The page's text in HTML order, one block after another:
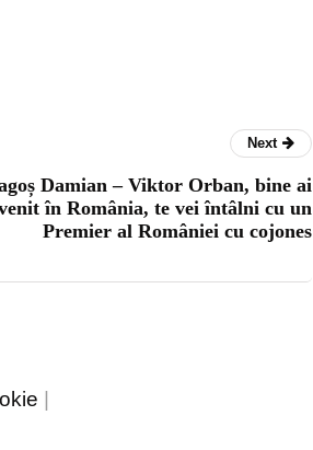
Next
Damian – Viktor Orban, bine ai
în România, te vei întâlni cu un
Premier al României cu cojones
|